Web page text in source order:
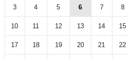
3 4 5 6 7 8
10 11 12 13 14 15
17 18 19 20 21 22